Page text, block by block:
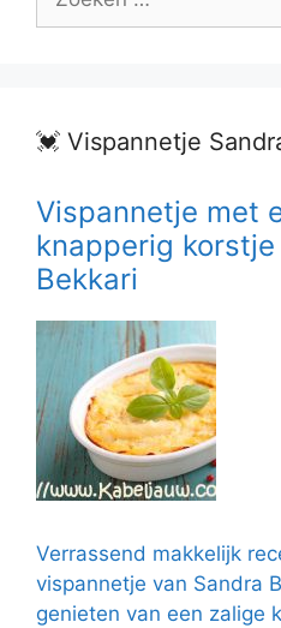
naar:
💓 Vispannetje
Vispannetje met
knapperig korstje
Bekkari
Verrassend makkelijk
vispannetje van Sandra
genieten van een zalige